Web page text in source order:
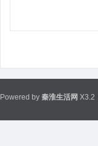
Powered by 秦淮生活网 X3.2